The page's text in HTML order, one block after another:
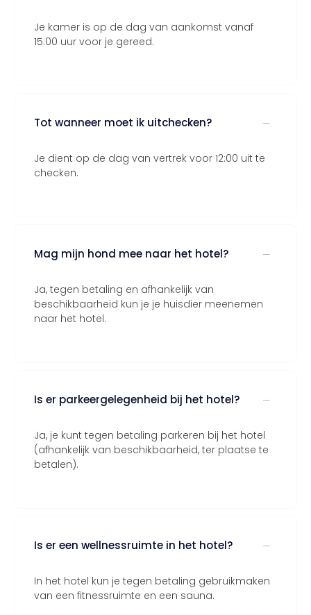
Je kamer is op de dag van aankomst vanaf
15:00 uur voor je gereed.
Tot wanneer moet ik uitchecken?
Je dient op de dag van vertrek voor 12:00 uit te
checken.
Mag mijn hond mee naar het hotel?
Ja, tegen betaling en afhankelijk van
beschikbaarheid kun je je huisdier meenemen
naar het hotel.
Is er parkeergelegenheid bij het hotel?
Ja, je kunt tegen betaling parkeren bij het hotel
(afhankelijk van beschikbaarheid, ter plaatse te
betalen).
Is er een wellnessruimte in het hotel?
In het hotel kun je tegen betaling gebruikmaken
van een fitnessruimte en een sauna.